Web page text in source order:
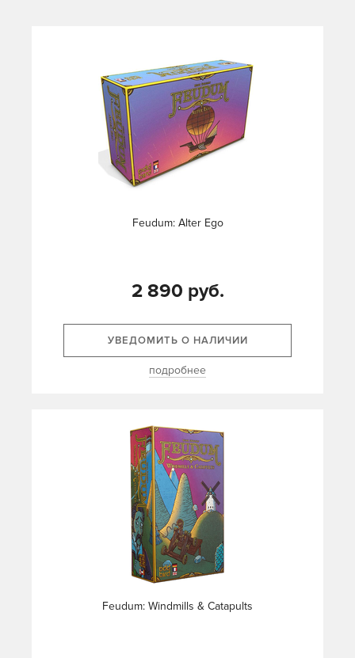
Feudum: Alter Ego
2 890 руб.
УВЕДОМИТЬ О НАЛИЧИИ
подробнее
Feudum: Windmills & Catapults